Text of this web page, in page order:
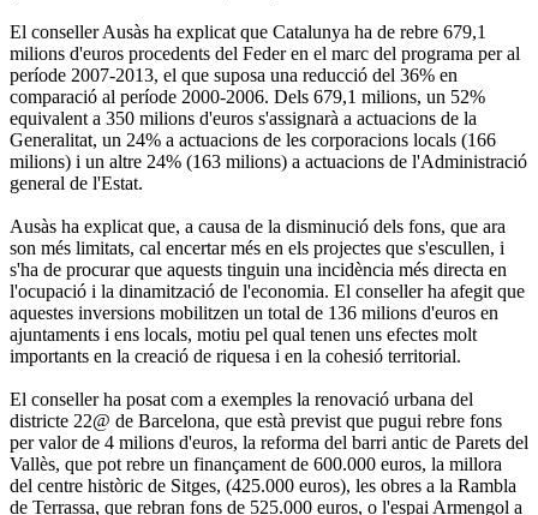
El conseller Ausàs ha explicat que Catalunya ha de rebre 679,1
milions d'euros procedents del Feder en el marc del programa per al
període 2007-2013, el que suposa una reducció del 36% en
comparació al període 2000-2006. Dels 679,1 milions, un 52%
equivalent a 350 milions d'euros s'assignarà a actuacions de la
Generalitat, un 24% a actuacions de les corporacions locals (166
milions) i un altre 24% (163 milions) a actuacions de l'Administració
general de l'Estat.
Ausàs ha explicat que, a causa de la disminució dels fons, que ara
son més limitats, cal encertar més en els projectes que s'escullen, i
s'ha de procurar que aquests tinguin una incidència més directa en
l'ocupació i la dinamització de l'economia. El conseller ha afegit que
aquestes inversions mobilitzen un total de 136 milions d'euros en
ajuntaments i ens locals, motiu pel qual tenen uns efectes molt
importants en la creació de riquesa i en la cohesió territorial.
El conseller ha posat com a exemples la renovació urbana del
districte 22@ de Barcelona, que està previst que pugui rebre fons
per valor de 4 milions d'euros, la reforma del barri antic de Parets del
Vallès, que pot rebre un finançament de 600.000 euros, la millora
del centre històric de Sitges, (425.000 euros), les obres a la Rambla
de Terrassa, que rebran fons de 525.000 euros, o l'espai Armengol a